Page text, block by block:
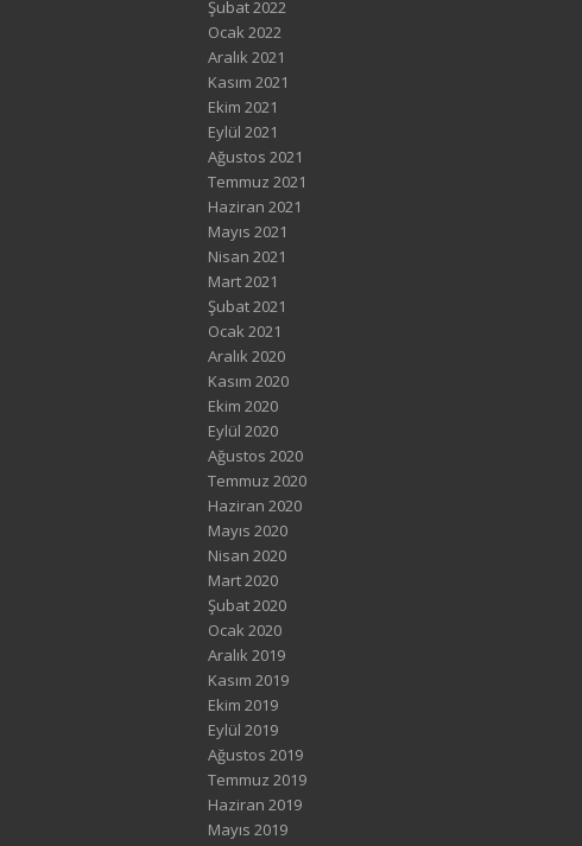
Şubat 2022
Ocak 2022
Aralık 2021
Kasım 2021
Ekim 2021
Eylül 2021
Ağustos 2021
Temmuz 2021
Haziran 2021
Mayıs 2021
Nisan 2021
Mart 2021
Şubat 2021
Ocak 2021
Aralık 2020
Kasım 2020
Ekim 2020
Eylül 2020
Ağustos 2020
Temmuz 2020
Haziran 2020
Mayıs 2020
Nisan 2020
Mart 2020
Şubat 2020
Ocak 2020
Aralık 2019
Kasım 2019
Ekim 2019
Eylül 2019
Ağustos 2019
Temmuz 2019
Haziran 2019
Mayıs 2019